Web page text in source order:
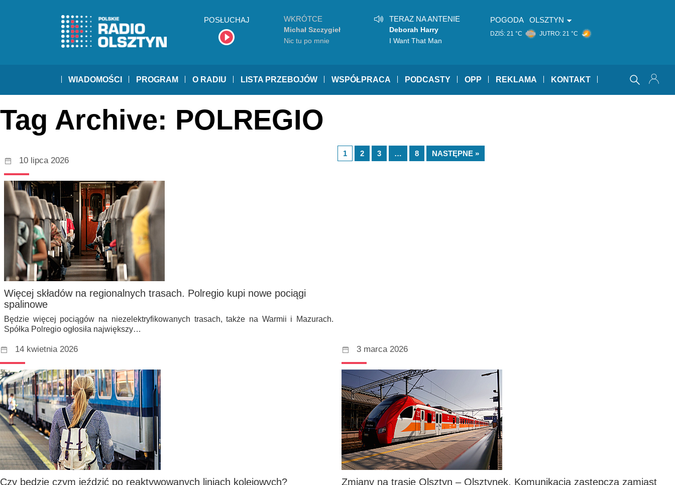
POSŁUCHAJ WKRÓTCE
Michał Szczygieł
Nic tu po mnie
TERAZ NA ANTENIE
Deborah Harry
I Want That Man
POGODA OLSZTYN
DZIŚ: 21 °C JUTRO: 21 °C
WIADOMOŚCI PROGRAM O RADIU LISTA PRZEBOJÓW WSPÓŁPRACA PODCASTY OPP REKLAMA KONTAKT
Tag Archive: POLREGIO
10 lipca 2026
Więcej składów na regionalnych trasach. Polregio kupi nowe pociągi
spalinowe
Będzie więcej pociągów na niezelektryfikowanych trasach, także na Warmii i Mazurach.
Spółka Polregio ogłosiła największy…
14 kwietnia 2026
Czy będzie czym jeździć po reaktywowanych liniach kolejowych?
3 marca 2026
Zmiany na trasie Olsztyn – Olsztynek. Komunikacja zastępcza zamiast
1 2 3 … 8 NASTĘPNE »